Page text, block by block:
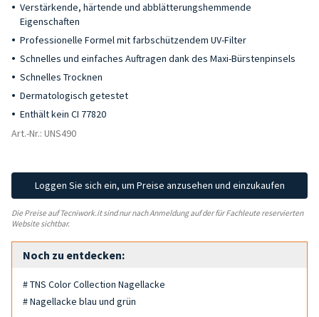
Verstärkende, härtende und abblätterungshemmende
Eigenschaften
Professionelle Formel mit farbschützendem UV-Filter
Schnelles und einfaches Auftragen dank des Maxi-Bürstenpinsels
Schnelles Trocknen
Dermatologisch getestet
Enthält kein CI 77820
Art.-Nr.: UNS490
Loggen Sie sich ein, um Preise anzusehen und einzukaufen
Die Preise auf Tecniwork.it sind nur nach Anmeldung auf der für Fachleute reservierten
Website sichtbar.
Noch zu entdecken:
# TNS Color Collection Nagellacke
# Nagellacke blau und grün